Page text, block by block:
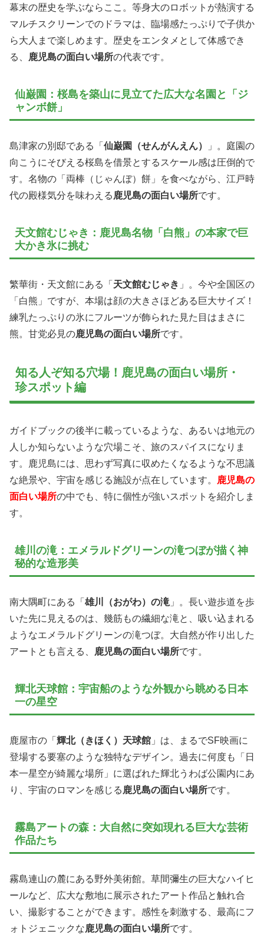
幕末の歴史を学ぶならここ。等身大のロボットが熱演する
マルチスクリーンでのドラマは、臨場感たっぷりで子供か
ら大人まで楽しめます。歴史をエンタメとして体感でき
る、
鹿児島の面白い場所の代表です。
仙巌園：桜島を築山に見立てた広大な名園と「ジ
ャンボ餅」
島津家の別邸である「 仙巌園（せんがんえん）
」。庭園の
向こうにそびえる桜島を借景とするスケール感は圧倒的で
す。名物の「両棒（じゃんぼ）餅」を食べながら、江戸時
代の殿様気分を味わえる 鹿児島の面白い場所です。
天文館むじゃき：鹿児島名物「白熊」の本家で巨
大かき氷に挑む
繁華街・天文館にある「 天文館むじゃき 」。今や全国区の
「白熊」ですが、本場は顔の大きさほどある巨大サイズ！
練乳たっぷりの氷にフルーツが飾られた見た目はまさに
熊。甘党必見の鹿児島の面白い場所です。
知る人ぞ知る穴場！鹿児島の面白い場所・
珍スポット編
ガイドブックの後半に載っているような、あるいは地元の
人しか知らないような穴場こそ、旅のスパイスになりま
す。鹿児島には、思わず写真に収めたくなるような不思議
な絶景や、宇宙を感じる施設が点在しています。 鹿児島の
面白い場所の中でも、特に個性が強いスポットを紹介しま
す。
雄川の滝：エメラルドグリーンの滝つぼが描く神
秘的な造形美
南大隅町にある「 雄川（おがわ）の滝」。長い遊歩道を歩
いた先に見えるのは、幾筋もの繊細な滝と、吸い込まれる
ようなエメラルドグリーンの滝つぼ。大自然が作り出した
アートとも言える、 鹿児島の面白い場所です。
輝北天球館：宇宙船のような外観から眺める日本
一の星空
鹿屋市の「 輝北（きほく）天球館 」は、まるでSF映画に
登場する要塞のような独特なデザイン。過去に何度も「日
本一星空が綺麗な場所」に選ばれた輝北うわば公園内にあ
り、宇宙のロマンを感じる 鹿児島の面白い場所です。
霧島アートの森：大自然に突如現れる巨大な芸術
作品たち
霧島連山の麓にある野外美術館。草間彌生の巨大なハイヒ
ールなど、広大な敷地に展示されたアート作品と触れ合
い、撮影することができます。感性を刺激する、最高にフ
ォトジェニックな鹿児島の面白い場所です。